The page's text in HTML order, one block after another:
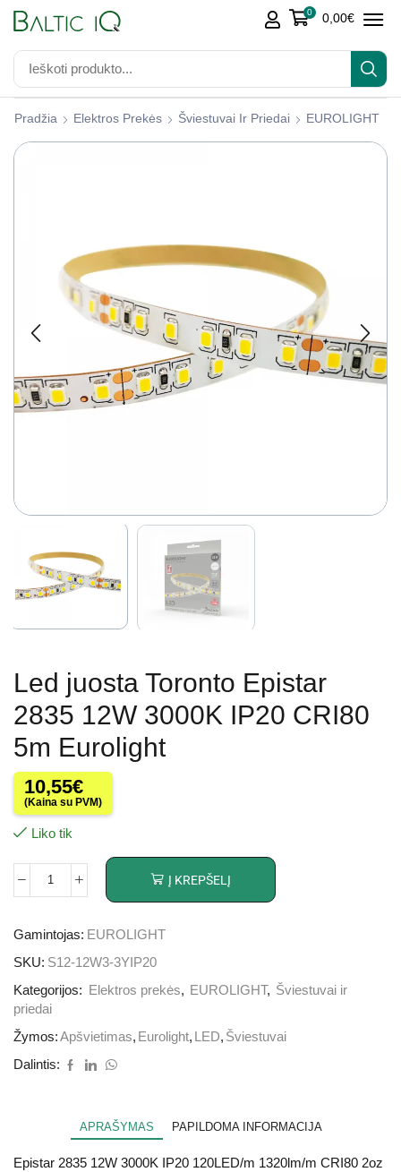
0 0,00€
Pradžia Elektros Prekės Šviestuvai Ir Priedai EUROLIGHT
Led juosta Toronto Epistar
2835 12W 3000K IP20 CRI80
5m Eurolight
10,55€
(Kaina su PVM)
Liko tik
Į KREPŠELĮ
Gamintojas: EUROLIGHT
SKU: S12-12W3-3YIP20
Kategorijos:
Elektros prekės, EUROLIGHT, Šviestuvai ir
priedai
Žymos:Apšvietimas, Eurolight, LED, Šviestuvai
Dalintis:
APRAŠYMAS PAPILDOMA INFORMACIJA
Epistar 2835 12W 3000K IP20 120LED/m 1320lm/m CRI80 2oz